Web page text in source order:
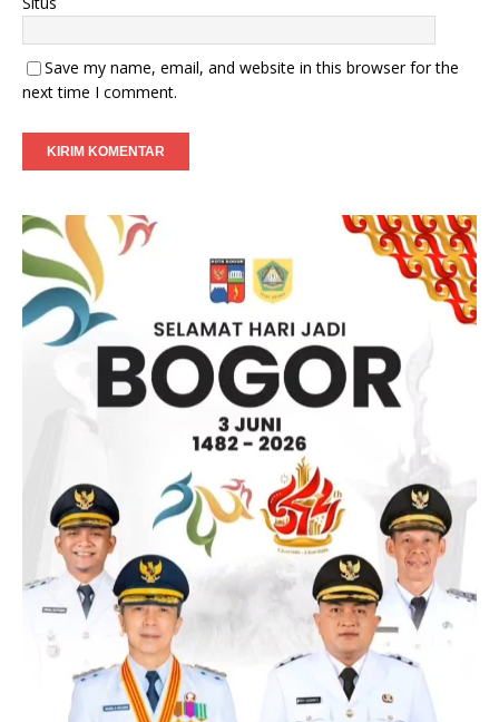
Save my name, email, and website in this browser for the
next time I comment.